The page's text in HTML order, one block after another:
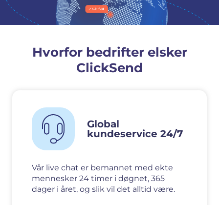
Hvorfor bedrifter elsker
ClickSend
Global
kundeservice 24/7
Vår live chat er bemannet med ekte
mennesker 24 timer i døgnet, 365
dager i året, og slik vil det alltid være.